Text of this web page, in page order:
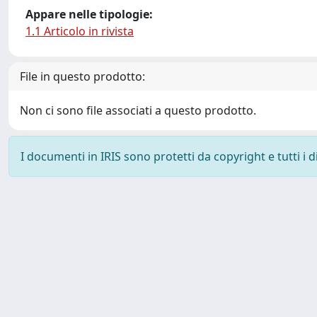
Appare nelle tipologie:
1.1 Articolo in rivista
File in questo prodotto:
Non ci sono file associati a questo prodotto.
I documenti in IRIS sono protetti da copyright e tutti i